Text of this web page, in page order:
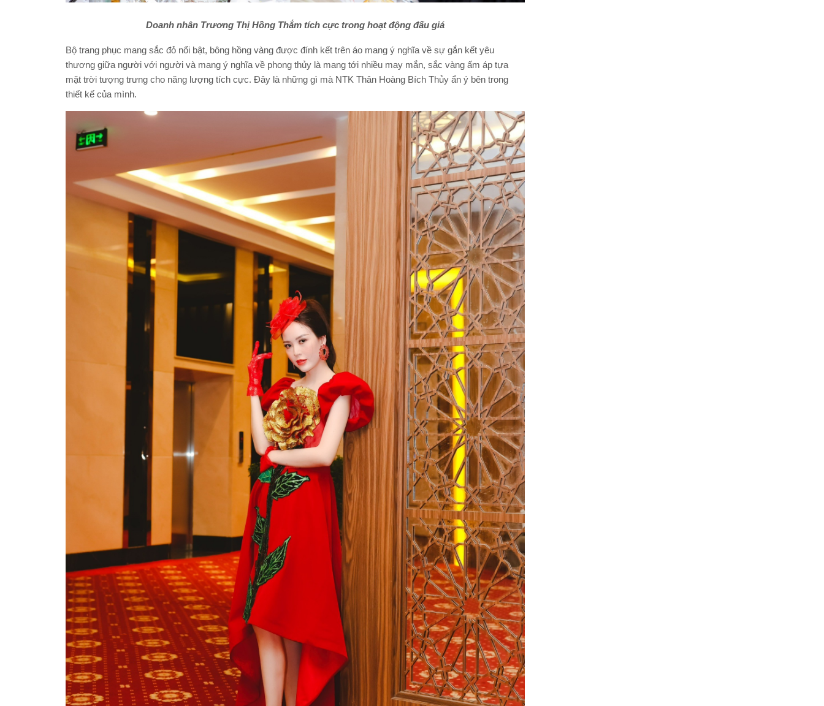
Doanh nhân Trương Thị Hồng Thắm tích cực trong hoạt động đấu giá
Bộ trang phục mang sắc đỏ nổi bật, bông hồng vàng được đính kết trên áo mang ý nghĩa về sự gắn kết yêu
thương giữa người với người và mang ý nghĩa về phong thủy là mang tới nhiều may mắn, sắc vàng ấm áp tựa
mặt trời tượng trưng cho năng lượng tích cực. Đây là những gì mà NTK Thân Hoàng Bích Thủy ẩn ý bên trong
thiết kế của mình.